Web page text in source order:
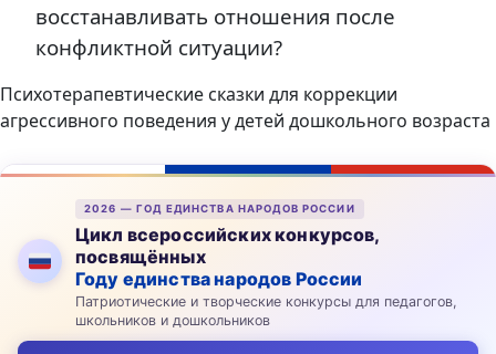
восстанавливать отношения после
конфликтной ситуации?
Психотерапевтические сказки для коррекции
агрессивного поведения у детей дошкольного возраста
2026 — ГОД ЕДИНСТВА НАРОДОВ РОССИИ
Цикл всероссийских конкурсов,
посвящённых
Году единства народов России
Патриотические и творческие конкурсы для педагогов,
школьников и дошкольников